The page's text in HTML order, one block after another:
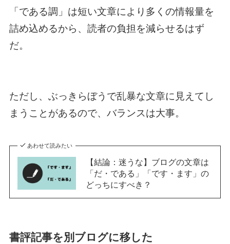
「である調」は短い文章により多くの情報量を
詰め込めるから、読者の負担を減らせるはず
だ。
ただし、ぶっきらぼうで乱暴な文章に見えてし
まうことがあるので、バランスは大事。
あわせて読みたい
【結論：迷うな】ブログの文章は
「だ・である」「です・ます」の
どっちにすべき？
書評記事を別ブログに移した